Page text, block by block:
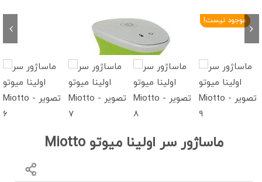
موجود نیست!
ماساژور سر اولینا میوتو Miotto